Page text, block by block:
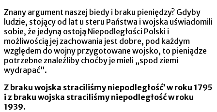
Znany argument naszej biedy i braku pieniędzy? Gdyby
ludzie, stojący od lat u steru Państwa i wojska uświadomili
sobie, że jedyną ostoją Niepodległości Pol­ski i
możliwością jej zachowania jest dobre, pod każdym
wzglę­dem do wojny przygotowane wojsko, to pieniądze
potrzebne znaleźliby choćby je mieli „spod ziemi
wydrapać”.
Z braku wojska straciliśmy niepodległość’ w roku 1795
i z braku wojska straciliśmy niepodległość w roku
1939.